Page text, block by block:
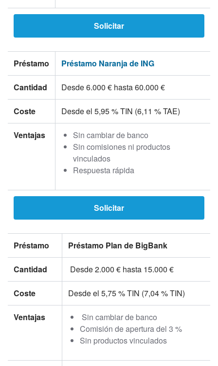
Solicitar
Préstamo Préstamo Naranja de ING
Cantidad Desde 6.000 € hasta 60.000 €
Coste Desde el 5,95 % TIN (6,11 % TAE)
Ventajas
Sin cambiar de banco
Sin comisiones ni productos
vinculados
Respuesta rápida
Solicitar
Préstamo Préstamo Plan de BigBank
Cantidad Desde 2.000 € hasta 15.000 €
Coste Desde el 5,75 % TIN (7,04 % TIN)
Ventajas
Sin cambiar de banco
Comisión de apertura del 3 %
Sin productos vinculados